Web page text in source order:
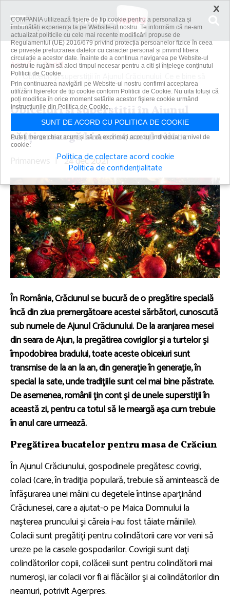
Acasă
Social
Obiceiuri şi superstiţii în Ajunul Crăciunului. Ce e bine să
faci...
Obiceiuri şi superstiţii în Ajunul
Crăciunului. Ce e bine să faci astăzi ca
să îţi meargă bine tot anul viitor
Primanews | 24 dec 2021
În România, Crăciunul se bucură de o pregătire specială
încă din ziua premergătoare acestei sărbători, cunoscută
sub numele de Ajunul Crăciunului. De la aranjarea mesei
din seara de Ajun, la pregătirea covrigilor şi a turtelor şi
împodobirea bradului, toate aceste obiceiuri sunt
transmise de la an la an, din generaţie în generaţie, în
special la sate, unde tradiţiile sunt cel mai bine păstrate.
De asemenea, românii ţin cont şi de unele superstiţii în
această zi, pentru ca totul să le meargă aşa cum trebuie
în anul care urmează.
Pregătirea bucatelor pentru masa de Crăciun
În Ajunul Crăciunului, gospodinele pregătesc covrigi,
colaci (care, în tradiţia populară, trebuie să amintească de
înfăşurarea unei mâini cu degetele întinse aparţinând
Crăciunesei, care a ajutat-o pe Maica Domnului la
naşterea pruncului şi căreia i-au fost tăiate mâinile).
Colacii sunt pregătiţi pentru colindătorii care vor veni să
ureze pe la casele gospodarilor. Covrigii sunt daţi
colindătorilor copii, colăceii sunt pentru colindătorii mai
numeroşi, iar colacii vor fi ai flăcăilor şi ai colindătorilor din
neamuri, potrivit Agerpres.
×
COMPANIA utilizează fişiere de tip cookie pentru a personaliza și
îmbunătăți experiența ta pe Website-ul nostru. Te informăm că ne-am
actualizat politicile cu cele mai recente modificări propuse de
Regulamentul (UE) 2016/679 privind protecția persoanelor fizice în ceea
ce privește prelucrarea datelor cu caracter personal și privind libera
circulație a acestor date. Înainte de a continua navigarea pe Website-ul
nostru te rugăm să aloci timpul necesar pentru a citi și înțelege conținutul
Politicii de Cookie.
Prin continuarea navigării pe Website-ul nostru confirmi acceptarea
utilizării fişierelor de tip cookie conform Politicii de Cookie. Nu uita totuși că
poți modifica în orice moment setările acestor fişiere cookie urmând
instrucțiunile din Politica de Cookie.
SUNT DE ACORD CU POLITICA DE COOKIE
Puteți merge chiar acum și să vă exprimați acordul individual la nivel de
cookie:
Politica de colectare acord cookie
Politica de confidențialitate